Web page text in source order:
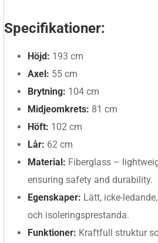
Specifikationer:
Höjd: 193 cm
Axel: 55 cm
Brytning: 104 cm
Midjeomkrets: 81 cm
Höft: 102 cm
Lår: 62 cm
Material: Fiberglass –
ensuring safety and durability.
Egenskaper: Lätt, icke-
och isoleringsprestanda.
Funktioner: Kraftfull struktur